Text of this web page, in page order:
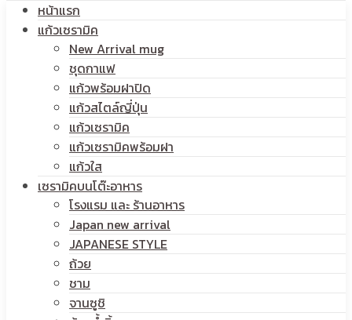
หน้าแรก
แก้วเซรามิค
New Arrival mug
ชุดกาแฟ
แก้วพร้อมฝาปิด
แก้วสไตล์ญี่ปุ่น
แก้วเซรามิค
แก้วเซรามิคพร้อมฝา
แก้วใส
เซรามิคบนโต๊ะอาหาร
โรงแรม และ ร้านอาหาร
Japan new arrival
JAPANESE STYLE
ถ้วย
ชาม
จานซูชิ